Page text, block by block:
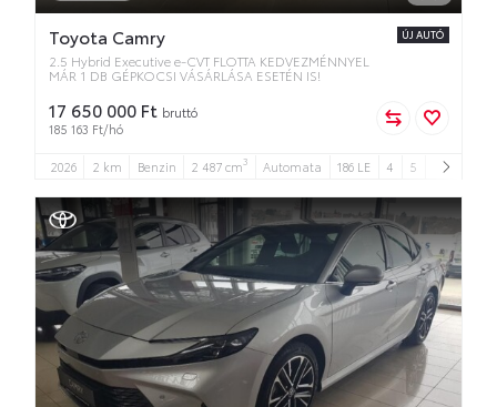
Toyota Camry
2.5 Hybrid Executive e-CVT FLOTTA KEDVEZMÉNNYEL
MÁR 1 DB GÉPKOCSI VÁSÁRLÁSA ESETÉN IS!
ÚJ AUTÓ
17 650 000 Ft bruttó
185 163 Ft/hó
2026 2 km Benzin 2 487 cm3 Automata 186 LE 4 5